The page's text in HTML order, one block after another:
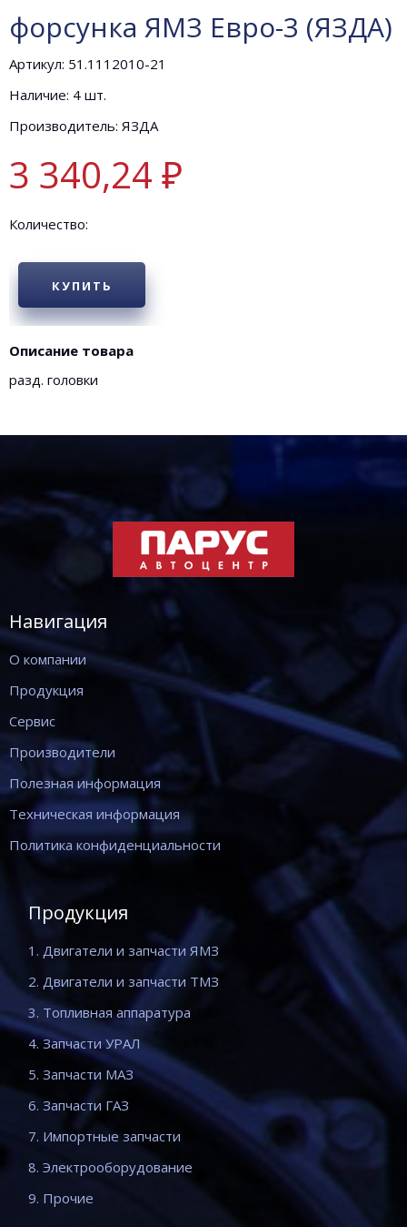
форсунка ЯМЗ Евро-3 (ЯЗДА)
Артикул: 51.1112010-21
Наличие: 4 шт.
Производитель: ЯЗДА
3 340,24 ₽
Количество:
КУПИТЬ
Описание товара
разд. головки
Навигация
О компании
Продукция
Сервис
Производители
Полезная информация
Техническая информация
Политика конфиденциальности
Продукция
1. Двигатели и запчасти ЯМЗ
2. Двигатели и запчасти ТМЗ
3. Топливная аппаратура
4. Запчасти УРАЛ
5. Запчасти МАЗ
6. Запчасти ГАЗ
7. Импортные запчасти
8. Электрооборудование
9. Прочие